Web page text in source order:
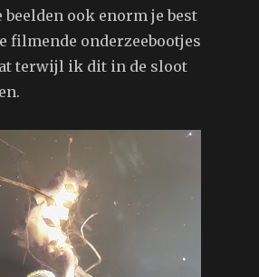
ook enorm je best
filmende onderzeebootjes
terwijl ik dit in de sloot